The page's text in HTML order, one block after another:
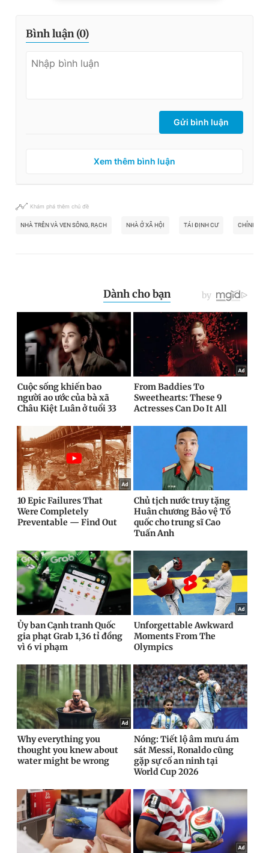
Bình luận (0)
Gửi bình luận
Xem thêm bình luận
Khám phá thêm chủ đề
NHÀ TRÊN VÀ VEN SÔNG, RẠCH NHÀ Ở XÃ HỘI TÁI ĐỊNH CƯ CHỈNH